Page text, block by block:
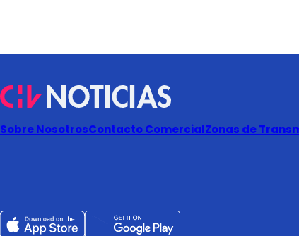
Sobre NosotrosContacto ComercialZonas de